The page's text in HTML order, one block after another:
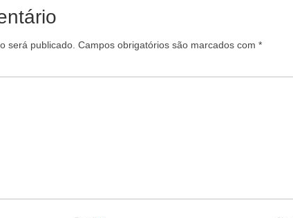
será publicado. Campos obrigatórios são marcados com *